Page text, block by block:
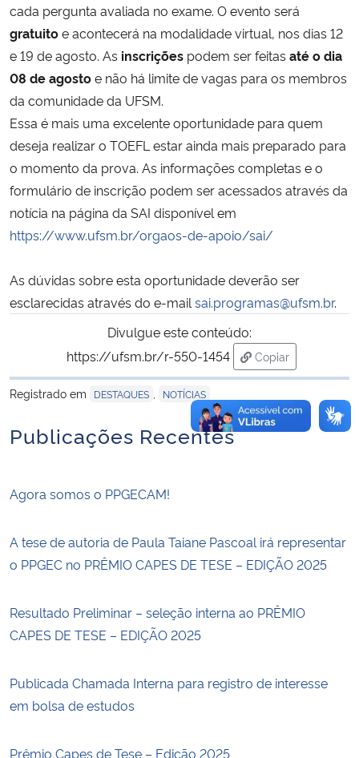
Secretaria-Geral
Secretaria de Governo
Gabinete de Segurança Institucional
Advocacia-Geral da União
Banco Central do Brasil
Planalto
cada pergunta avaliada no exame. O evento será
gratuitoe acontecerá na modalidade virtual, nos dias 12
e 19 de agosto. As inscrições podem ser feitas até o dia
08 de agostoe não há limite de vagas para os membros
da comunidade da UFSM.
Essa é mais uma excelente oportunidade para quem
deseja realizar o TOEFL estar ainda mais preparado para
o momento da prova. As informações completas e o
formulário de inscrição podem ser acessados através da
notícia na página da SAI disponível em
https://www.ufsm.br/orgaos-de-apoio/sai/
As dúvidas sobre esta oportunidade deverão ser
esclarecidas através do e-mail sai.programas@ufsm.br.
Divulgue este conteúdo:
https://ufsm.br/r-550-1454
Copiar
para área de
Registrado em
DESTAQUES NOTÍCIAS
Publicações Recentes
Agora somos o PPGECAM!
A tese de autoria de Paula Taiane Pascoal irá representar
o PPGEC no PRÊMIO CAPES DE TESE – EDIÇÃO 2025
Resultado Preliminar – seleção interna ao PRÊMIO
CAPES DE TESE – EDIÇÃO 2025
Publicada Chamada Interna para registro de interesse
em bolsa de estudos
Prêmio Capes de Tese – Edição 2025